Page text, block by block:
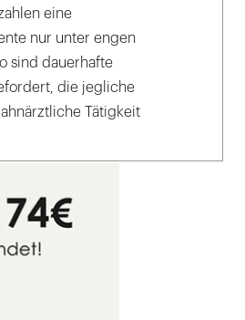
eine
nur unter engen
sind dauerhafte
die jegliche
Tätigkeit